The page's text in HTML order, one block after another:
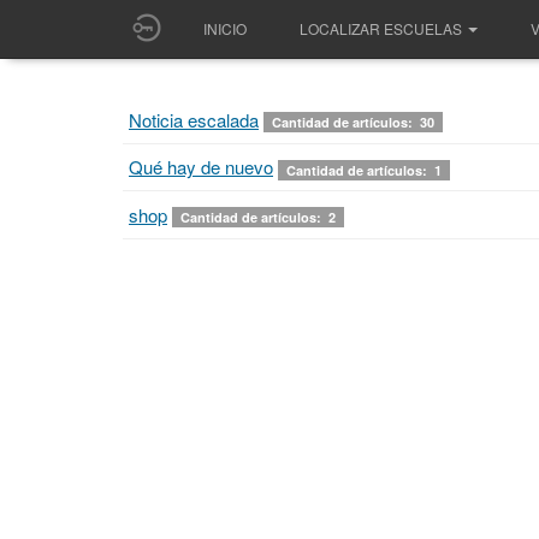
INICIO LOCALIZAR ESCUELAS
Noticia escalada Cantidad de artículos: 30
Qué hay de nuevo Cantidad de artículos: 1
shop Cantidad de artículos: 2